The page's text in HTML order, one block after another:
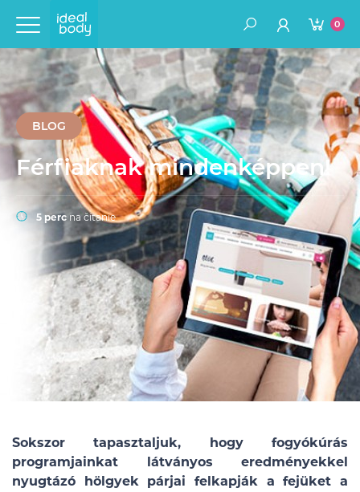
0
BLOG
Férfiaknak mindenképpen!
5 perc na čítanie
Sokszor tapasztaljuk, hogy fogyókúrás
programjainkat látványos eredményekkel
nyugtázó hölgyek párjai felkapják a fejüket a